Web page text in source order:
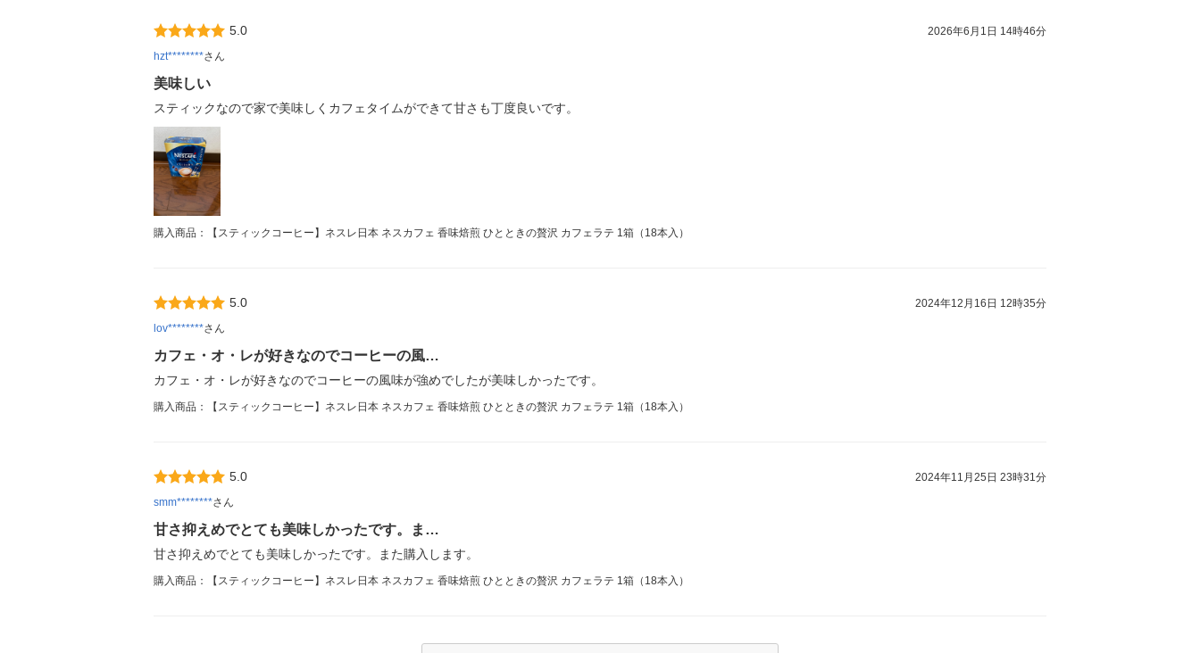
5.0
2026年6月1日 14時46分
hzt********さん
美味しい
スティックなので家で美味しくカフェタイムができて甘さも丁度良いです。
購入商品：【スティックコーヒー】ネスレ日本 ネスカフェ 香味焙煎 ひとときの贅沢 カフェラテ 1箱（18本入）
5.0
2024年12月16日 12時35分
lov********さん
カフェ・オ・レが好きなのでコーヒーの風…
カフェ・オ・レが好きなのでコーヒーの風味が強めでしたが美味しかったです。
購入商品：【スティックコーヒー】ネスレ日本 ネスカフェ 香味焙煎 ひとときの贅沢 カフェラテ 1箱（18本入）
5.0
2024年11月25日 23時31分
smm********さん
甘さ抑えめでとても美味しかったです。ま…
甘さ抑えめでとても美味しかったです。また購入します。
購入商品：【スティックコーヒー】ネスレ日本 ネスカフェ 香味焙煎 ひとときの贅沢 カフェラテ 1箱（18本入）